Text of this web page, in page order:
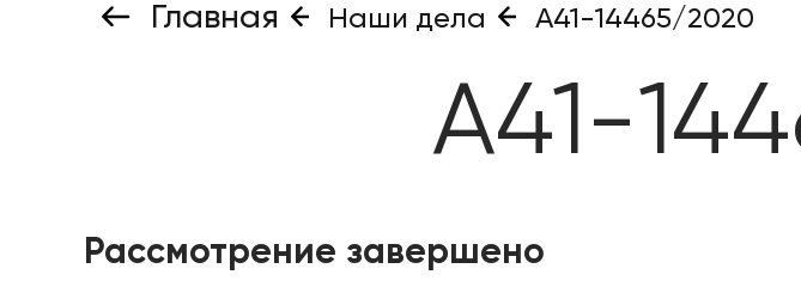
Главная Наши дела А41-14465/2020
А41-
Рассмотрение завершено